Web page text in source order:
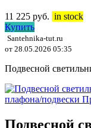
11 225 руб. in stock
Купить
Santehnika-tut.ru
от 28.05.2026 05:35
Подвесной
Подвесной